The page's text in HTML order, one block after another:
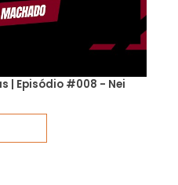
| Episódio #008 - Nei